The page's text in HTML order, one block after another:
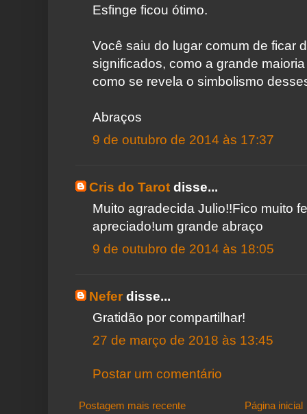
Esfinge ficou ótimo.
Você saiu do lugar comum de ficar
significados, como a grande
como se revela o simbolismo
Abraços
9 de outubro de 2014 às 17:37
Cris do Tarot disse...
Muito agradecida Julio!!Fico muito
apreciado!um grande abraço
9 de outubro de 2014 às 18:05
Nefer disse...
Gratidão por compartilhar!
27 de março de 2018 às 13:45
Postar um comentário
Postagem mais recente Página inicial